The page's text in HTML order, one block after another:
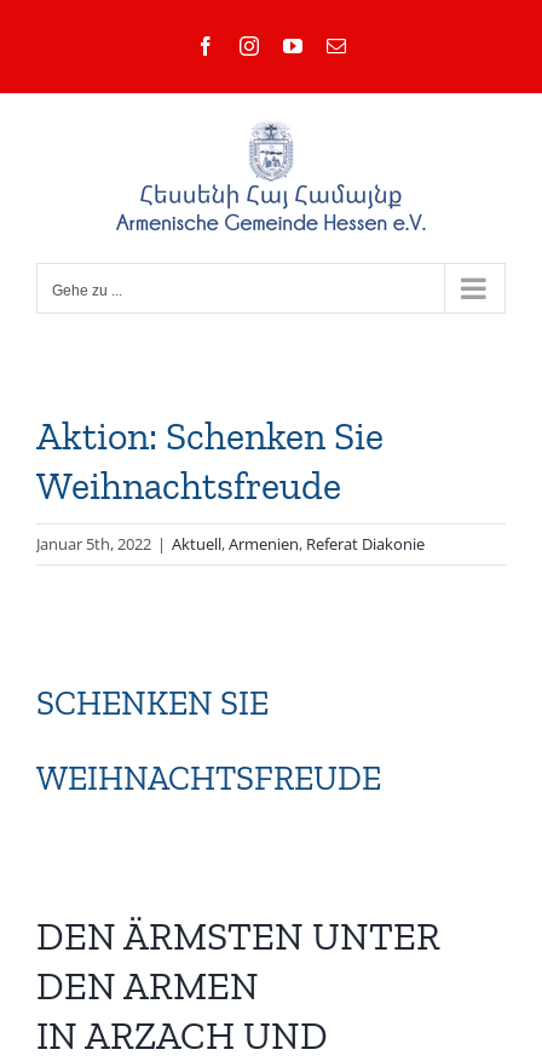
FacebookInstagramYouTube
E-
Gehe zu ...
Aktion: Schenken Sie
Weihnachtsfreude
Januar 5th, 2022 | Aktuell,Armenien, Referat Diakonie
SCHENKEN SIE
WEIHNACHTSFREUDE
DEN ÄRMSTEN UNTER
DEN ARMEN
IN ARZACH UND